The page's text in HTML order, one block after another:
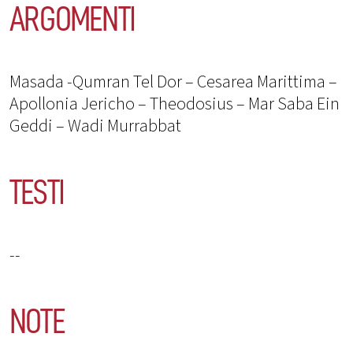
ARGOMENTI
Masada -Qumran Tel Dor – Cesarea Marittima –
Apollonia Jericho – Theodosius – Mar Saba Ein
Geddi – Wadi Murrabbat
TESTI
--
NOTE